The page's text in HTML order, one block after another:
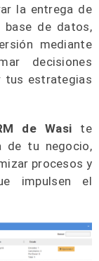
la entrega de
base de datos,
mediante
decisiones
tus estrategias
de Wasi te
de tu negocio,
procesos y
impulsen el